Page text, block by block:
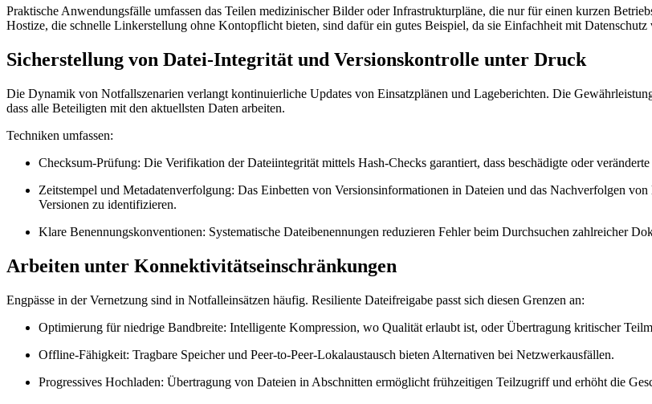
Praktische Anwendungsfälle umfassen das Teilen medizinischer Bilder oder Infrastrukturpläne, die nur für einen kurzen
Hostize, die schnelle Linkerstellung ohne Kontopflicht bieten, sind dafür ein gutes Beispiel, da sie Einfachheit mit Datenschutz
Sicherstellung von Datei-Integrität und Versionskontrolle unter Druck
Die Dynamik von Notfallszenarien verlangt kontinuierliche Updates von Einsatzplänen und Lageberichten. Die
dass alle Beteiligten mit den aktuellsten Daten arbeiten.
Techniken umfassen:
Checksum-Prüfung: Die Verifikation der Dateiintegrität mittels Hash-Checks garantiert, dass beschädigte oder
Zeitstempel und Metadatenverfolgung: Das Einbetten von Versionsinformationen in Dateien und das Nachverfolgen
Versionen zu identifizieren.
Klare Benennungskonventionen: Systematische Dateibenennungen reduzieren Fehler beim Durchsuchen zahlreicher
Arbeiten unter Konnektivitätseinschränkungen
Engpässe in der Vernetzung sind in Notfalleinsätzen häufig. Resiliente Dateifreigabe passt sich diesen Grenzen an:
Optimierung für niedrige Bandbreite: Intelligente Kompression, wo Qualität erlaubt ist, oder Übertragung kritischer
Offline-Fähigkeit: Tragbare Speicher und Peer-to-Peer-Lokalaustausch bieten Alternativen bei Netzwerkausfällen.
Progressives Hochladen: Übertragung von Dateien in Abschnitten ermöglicht frühzeitigen Teilzugriff und erhöht die